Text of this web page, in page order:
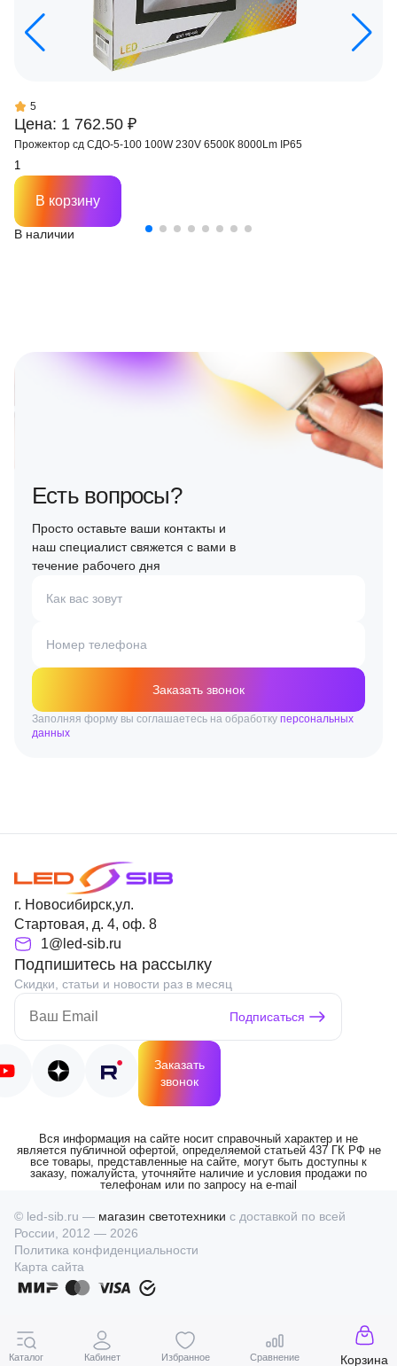
Цена: 1 762.50 ₽
5
Прожектор сд СДО-5-100 100W 230V 6500К 8000Lm IP65
В наличии
В корзину
Есть вопросы?
Просто оставьте ваши контакты и
наш специалист свяжется с вами в
течение рабочего дня
Как вас зовут
Номер телефона
Заказать звонок
Заполняя форму вы соглашаетесь на обработку персональных
данных
г. Новосибирск,ул.
Стартовая, д. 4, оф. 8
1@led-sib.ru
Подпишитесь на рассылку
Скидки, статьи и новости раз в месяц
Подписаться
Заказать
звонок
Вся информация на сайте носит справочный характер и не
является публичной офертой, определяемой статьей 437 ГК РФ не
все товары, представленные на сайте, могут быть доступны к
заказу, пожалуйста, уточняйте наличие и условия продажи по
телефонам или по запросу на e-mail
© led-sib.ru — магазин светотехники с доставкой по всей
России, 2012 — 2026
Политика конфиденциальности
Карта сайта
Каталог Кабинет Избранное Сравнение Корзина